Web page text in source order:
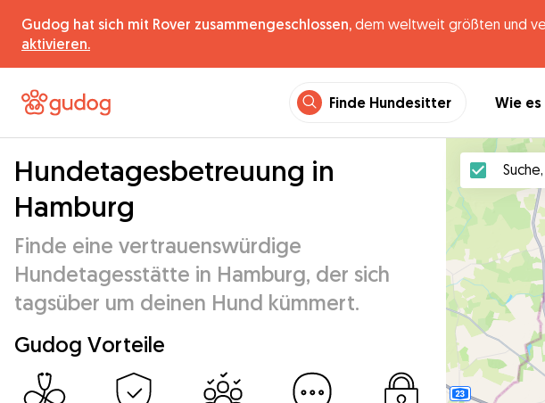
Gudog hat sich mit Rover zusammengeschlossen, dem weltweit größten und
aktivieren.
Finde Hundesitter Wie
Hundetagesbetreuung in
Hamburg
Finde eine vertrauenswürdige
Hundetagesstätte in Hamburg, der sich
tagsüber um deinen Hund kümmert.
Gudog Vorteile